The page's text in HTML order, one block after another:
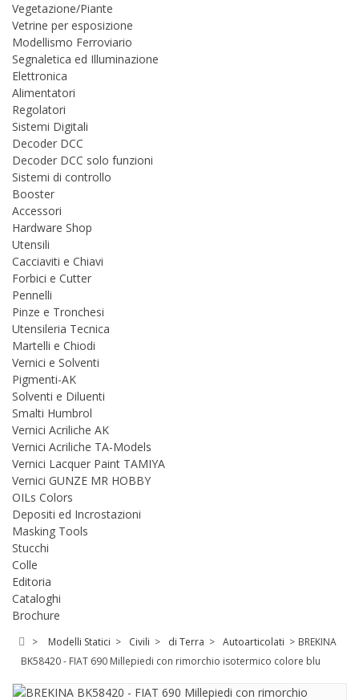
Vegetazione/Piante
Vetrine per esposizione
Modellismo Ferroviario
Segnaletica ed Illuminazione
Elettronica
Alimentatori
Regolatori
Sistemi Digitali
Decoder DCC
Decoder DCC solo funzioni
Sistemi di controllo
Booster
Accessori
Hardware Shop
Utensili
Cacciaviti e Chiavi
Forbici e Cutter
Pennelli
Pinze e Tronchesi
Utensileria Tecnica
Martelli e Chiodi
Vernici e Solventi
Pigmenti-AK
Solventi e Diluenti
Smalti Humbrol
Vernici Acriliche AK
Vernici Acriliche TA-Models
Vernici Lacquer Paint TAMIYA
Vernici GUNZE MR HOBBY
OILs Colors
Depositi ed Incrostazioni
Masking Tools
Stucchi
Colle
Editoria
Cataloghi
Brochure
> Modelli Statici > Civili > di Terra > Autoarticolati > BREKINA
BK58420 - FIAT 690 Millepiedi con rimorchio isotermico colore blu